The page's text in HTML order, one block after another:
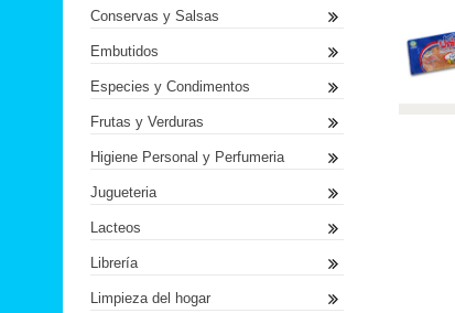
Conservas y Salsas
Embutidos
Especies y Condimentos
Frutas y Verduras
Higiene Personal y Perfumeria
Jugueteria
Lacteos
Librería
Limpieza del hogar